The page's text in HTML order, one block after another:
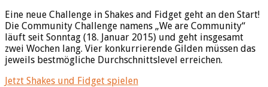
Eine neue Challenge in Shakes and Fidget geht an den Start!
Die Community Challenge namens „We are Community“
läuft seit Sonntag (18. Januar 2015) und geht insgesamt
zwei Wochen lang. Vier konkurrierende Gilden müssen das
jeweils bestmögliche Durchschnittslevel erreichen.
Jetzt Shakes und Fidget spielen